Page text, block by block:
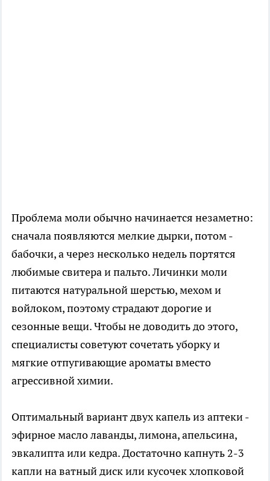
Проблема моли обычно начинается незаметно:
сначала появляются мелкие дырки, потом -
бабочки, а через несколько недель портятся
любимые свитера и пальто. Личинки моли
питаются натуральной шерстью, мехом и
войлоком, поэтому страдают дорогие и
сезонные вещи. Чтобы не доводить до этого,
специалисты советуют сочетать уборку и
мягкие отпугивающие ароматы вместо
агрессивной химии.
Оптимальный вариант двух капель из аптеки -
эфирное масло лаванды, лимона, апельсина,
эвкалипта или кедра. Достаточно капнуть 2-3
капли на ватный диск или кусочек хлопковой